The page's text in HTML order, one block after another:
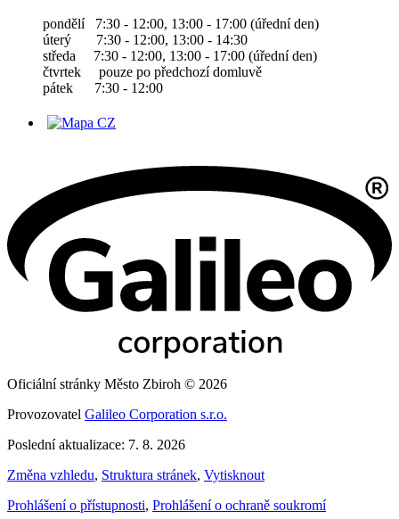
pondělí 7:30 - 12:00, 13:00 - 17:00 (úřední den)
úterý 7:30 - 12:00, 13:00 - 14:30
středa 7:30 - 12:00, 13:00 - 17:00 (úřední den)
čtvrtek pouze po předchozí domluvě
pátek 7:30 - 12:00
Oficiální stránky Město Zbiroh © 2026
Provozovatel Galileo Corporation s.r.o.
Poslední aktualizace: 7. 8. 2026
Změna vzhledu, Struktura stránek, Vytisknout
Prohlášení o přístupnosti, Prohlášení o ochraně soukromí